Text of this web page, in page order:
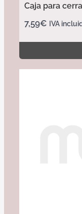
Caja para
7,59€ IVA